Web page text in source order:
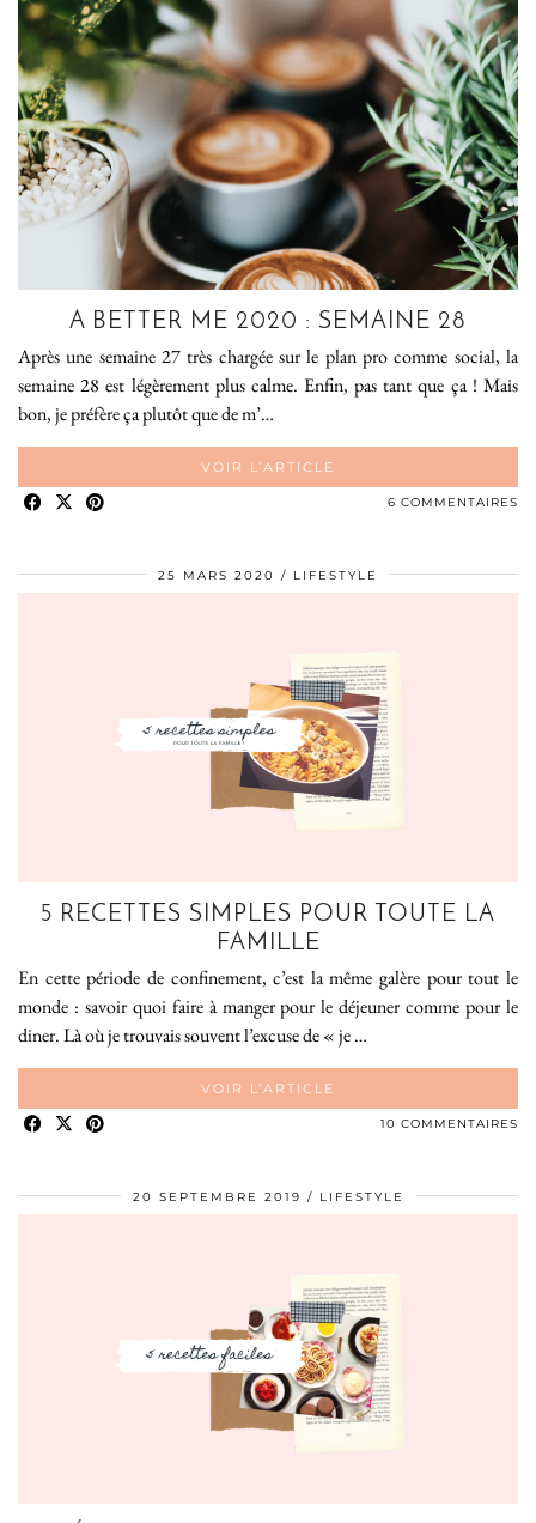
A BETTER ME 2020 : SEMAINE 28
Après une semaine 27 très chargée sur le plan pro comme social, la
semaine 28 est légèrement plus calme. Enfin, pas tant que ça ! Mais
bon, je préfère ça plutôt que de m’…
VOIR L’ARTICLE
6 COMMENTAIRES
25 MARS 2020 LIFESTYLE
5 RECETTES SIMPLES POUR TOUTE LA
FAMILLE
En cette période de confinement, c’est la même galère pour tout le
monde : savoir quoi faire à manger pour le déjeuner comme pour le
diner. Là où je trouvais souvent l’excuse de « je …
VOIR L’ARTICLE
10 COMMENTAIRES
20 SEPTEMBRE 2019 LIFESTYLE